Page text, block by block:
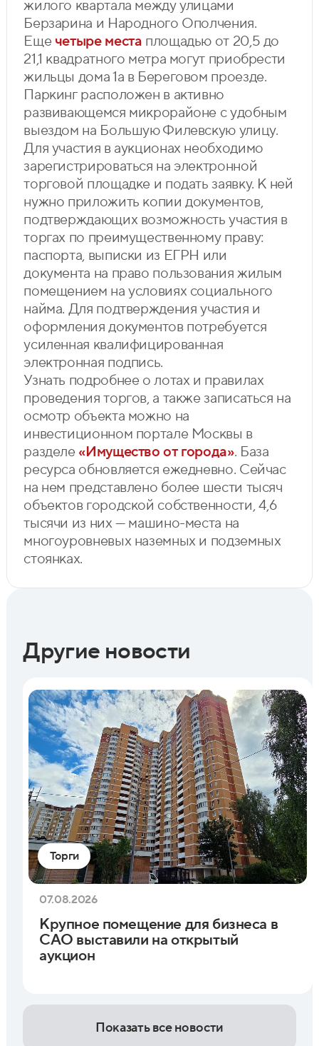
жилого квартала между улицами
Берзарина и Народного Ополчения.
Еще четыре места площадью от 20,5 до
21,1 квадратного метра могут приобрести
жильцы дома 1а в Береговом проезде.
Паркинг расположен в активно
развивающемся микрорайоне с удобным
выездом на Большую Филевскую улицу.
Для участия в аукционах необходимо
зарегистрироваться на электронной
торговой площадке и подать заявку. К ней
нужно приложить копии документов,
подтверждающих возможность участия в
торгах по преимущественному праву:
паспорта, выписки из ЕГРН или
документа на право пользования жилым
помещением на условиях социального
найма. Для подтверждения участия и
оформления документов потребуется
усиленная квалифицированная
электронная подпись.
Узнать подробнее о лотах и правилах
проведения торгов, а также записаться на
осмотр объекта можно на
инвестиционном портале Москвы в
разделе «Имущество от города». База
ресурса обновляется ежедневно. Сейчас
на нем представлено более шести тысяч
объектов городской собственности, 4,6
тысячи из них — машино-места на
многоуровневых наземных и подземных
стоянках.
Другие новости
Торги
07.08.2026
Крупное помещение для бизнеса в
САО выставили на открытый
аукцион
Показать все новости